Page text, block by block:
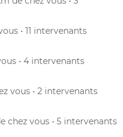
• 11 intervenants
• 4 intervenants
vous • 2 intervenants
chez vous • 5 intervenants